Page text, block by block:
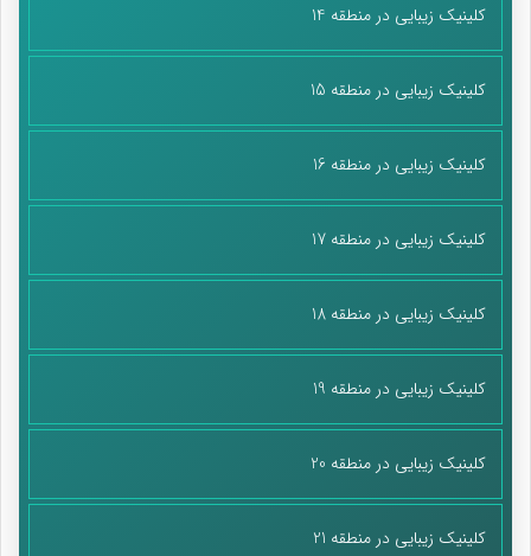
کلینیک زیبایی در منطقه 14
کلینیک زیبایی در منطقه 15
کلینیک زیبایی در منطقه 16
کلینیک زیبایی در منطقه 17
کلینیک زیبایی در منطقه 18
کلینیک زیبایی در منطقه 19
کلینیک زیبایی در منطقه 20
کلینیک زیبایی در منطقه 21